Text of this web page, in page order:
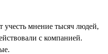
учесть мнение тысяч людей,
с компанией.